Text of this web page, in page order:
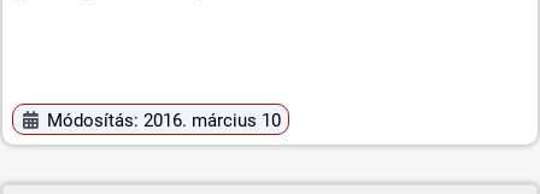
Módosítás: 2016. március 10